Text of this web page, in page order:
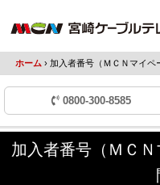
ホーム ›加入者番号（ＭＣＮマイペ
0800-300-8585
加入者番号（ＭＣＮ